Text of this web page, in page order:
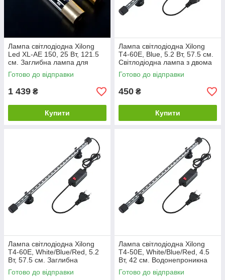
Лампа світлодіодна Xilong
Led XL-AE 150, 25 Вт, 121.5
см. Заглибна лампа для
акваріума.
Готово до відправки
1 439 ₴
Купити
Лампа світлодіодна Xilong
Т4-60E, Blue, 5.2 Вт, 57.5 см.
Світлодіодна лампа з двома
режимами освітлення
Готово до відправки
450 ₴
Купити
Лампа світлодіодна Xilong
Т4-60E, White/Blue/Red, 5.2
Вт, 57.5 см. Заглибна
світлодіодна лампа.
Готово до відправки
Лампа світлодіодна Xilong
Т4-50E, White/Blue/Red, 4.5
Вт, 42 см. Водонепроникна
лампа для акваріума
Готово до відправки